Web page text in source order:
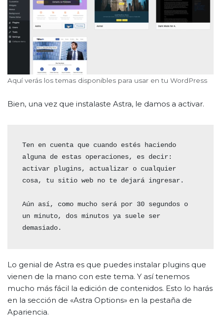
Aquí verás los temas disponibles para usar en tu WordPress
Bien, una vez que instalaste Astra, le damos a activar.
Ten en cuenta que cuando estés haciendo
alguna de estas operaciones, es decir:
activar plugins, actualizar o cualquier
cosa, tu sitio web no te dejará ingresar.
Aún así, como mucho será por 30 segundos o
un minuto, dos minutos ya suele ser
demasiado.
Lo genial de Astra es que puedes instalar plugins que
vienen de la mano con este tema. Y así tenemos
mucho más fácil la edición de contenidos. Esto lo harás
en la sección de «Astra Options» en la pestaña de
Apariencia.